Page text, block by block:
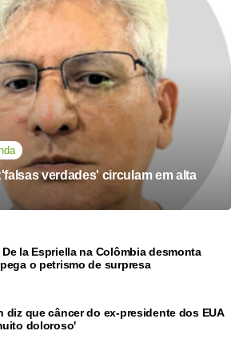
verdades' circulam em alta
la Espriella na Colômbia desmonta
o petrismo de surpresa
diz que câncer do ex-presidente dos EUA
doloroso'